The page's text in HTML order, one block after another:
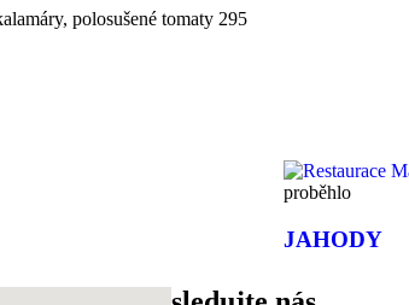
polosušené tomaty 295
proběhlo
JAHODY